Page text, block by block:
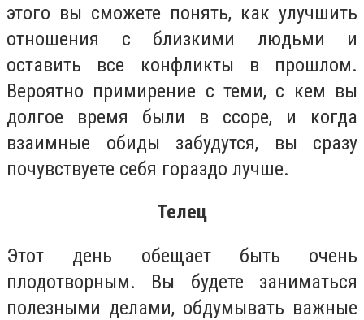
этого вы сможете понять, как улучшить
отношения с близкими людьми и
оставить все конфликты в прошлом.
Вероятно примирение с теми, с кем вы
долгое время были в ссоре, и когда
взаимные обиды забудутся, вы сразу
почувствуете себя гораздо лучше.
Телец
Этот день обещает быть очень
плодотворным. Вы будете заниматься
полезными делами, обдумывать важные